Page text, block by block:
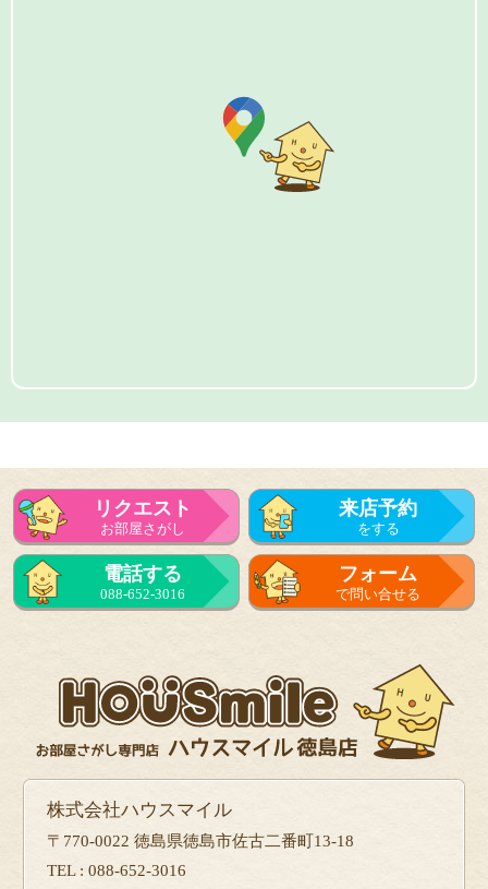
リクエスト
お部屋さがし
来店予約
をする
電話する
088-652-3016
フォーム
で問い合せる
株式会社ハウスマイル
〒770-0022 徳島県徳島市佐古二番町13-18
TEL : 088-652-3016